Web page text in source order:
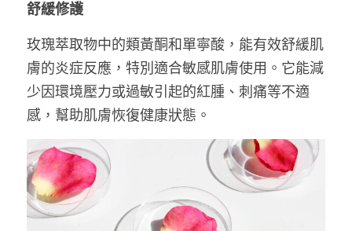
舒緩修護
玫瑰萃取物中的類黃酮和單寧酸，能有效舒緩肌
膚的炎症反應，特別適合敏感肌膚使用。它能減
少因環境壓力或過敏引起的紅腫、刺痛等不適
感，幫助肌膚恢復健康狀態。